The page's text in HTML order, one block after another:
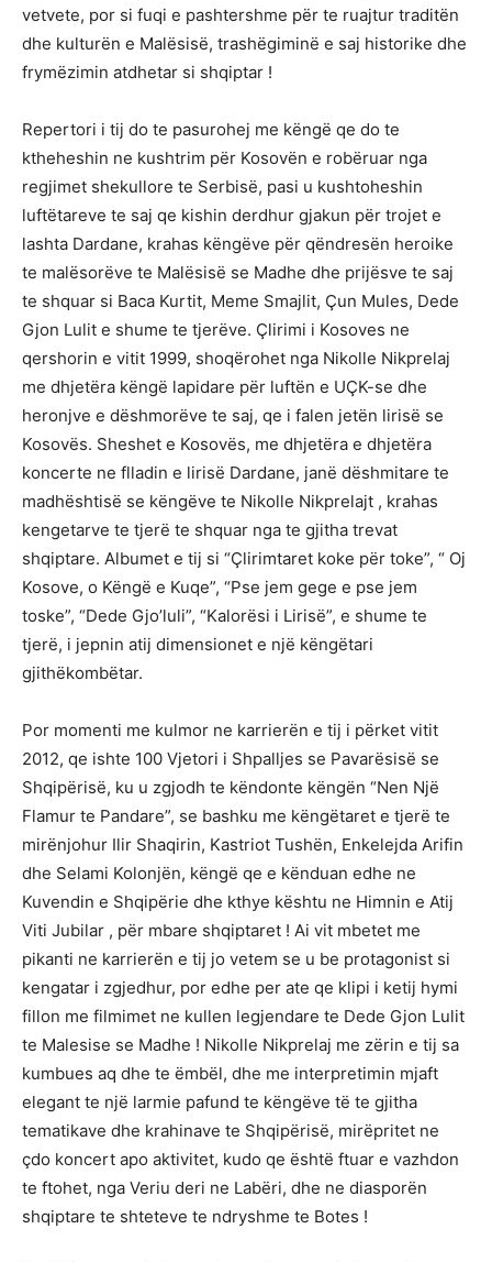
vetvete, por si fuqi e pashtershme për te ruajtur traditën
dhe kulturën e Malësisë, trashëgiminë e saj historike dhe
frymëzimin atdhetar si shqiptar !
Repertori i tij do te pasurohej me këngë qe do te
ktheheshin ne kushtrim për Kosovën e robëruar nga
regjimet shekullore te Serbisë, pasi u kushtoheshin
luftëtareve te saj qe kishin derdhur gjakun për trojet e
lashta Dardane, krahas këngëve për qëndresën heroike
te malësorëve te Malësisë se Madhe dhe prijësve te saj
te shquar si Baca Kurtit, Meme Smajlit, Çun Mules, Dede
Gjon Lulit e shume te tjerëve. Çlirimi i Kosoves ne
qershorin e vitit 1999, shoqërohet nga Nikolle Nikprelaj
me dhjetëra këngë lapidare për luftën e UÇK-se dhe
heronjve e dëshmorëve te saj, qe i falen jetën lirisë se
Kosovës. Sheshet e Kosovës, me dhjetëra e dhjetëra
koncerte ne flladin e lirisë Dardane, janë dëshmitare te
madhështisë se këngëve te Nikolle Nikprelajt , krahas
kengetarve te tjerë te shquar nga te gjitha trevat
shqiptare. Albumet e tij si “Çlirimtaret koke për toke”, “ Oj
Kosove, o Këngë e Kuqe”, “Pse jem gege e pse jem
toske”, “Dede Gjo’luli”, “Kalorësi i Lirisë”, e shume te
tjerë, i jepnin atij dimensionet e një këngëtari
gjithëkombëtar.
Por momenti me kulmor ne karrierën e tij i përket vitit
2012, qe ishte 100 Vjetori i Shpalljes se Pavarësisë se
Shqipërisë, ku u zgjodh te këndonte këngën “Nen Një
Flamur te Pandare”, se bashku me këngëtaret e tjerë te
mirënjohur Ilir Shaqirin, Kastriot Tushën, Enkelejda Arifin
dhe Selami Kolonjën, këngë qe e kënduan edhe ne
Kuvendin e Shqipërie dhe kthye kështu ne Himnin e Atij
Viti Jubilar , për mbare shqiptaret ! Ai vit mbetet me
pikanti ne karrierën e tij jo vetem se u be protagonist si
kengatar i zgjedhur, por edhe per ate qe klipi i ketij hymi
fillon me filmimet ne kullen legjendare te Dede Gjon Lulit
te Malesise se Madhe ! Nikolle Nikprelaj me zërin e tij sa
kumbues aq dhe te ëmbël, dhe me interpretimin mjaft
elegant te një larmie pafund te këngëve të te gjitha
tematikave dhe krahinave te Shqipërisë, mirëpritet ne
çdo koncert apo aktivitet, kudo qe është ftuar e vazhdon
te ftohet, nga Veriu deri ne Labëri, dhe ne diasporën
shqiptare te shteteve te ndryshme te Botes !